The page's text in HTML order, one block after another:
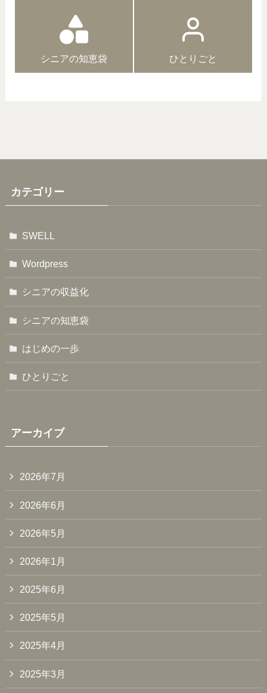
シニアの知恵袋 ひとりごと
カテゴリー
SWELL
Wordpress
シニアの収益化
シニアの知恵袋
はじめの一歩
ひとりごと
アーカイブ
2026年7月
2026年6月
2026年5月
2026年1月
2025年6月
2025年5月
2025年4月
2025年3月